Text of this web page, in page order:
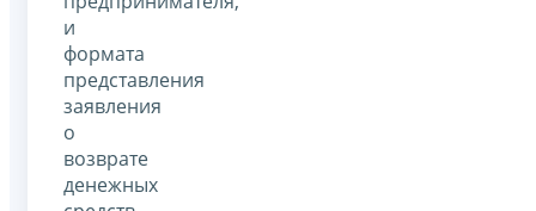
и
формата
представления
заявления
о
возврате
денежных